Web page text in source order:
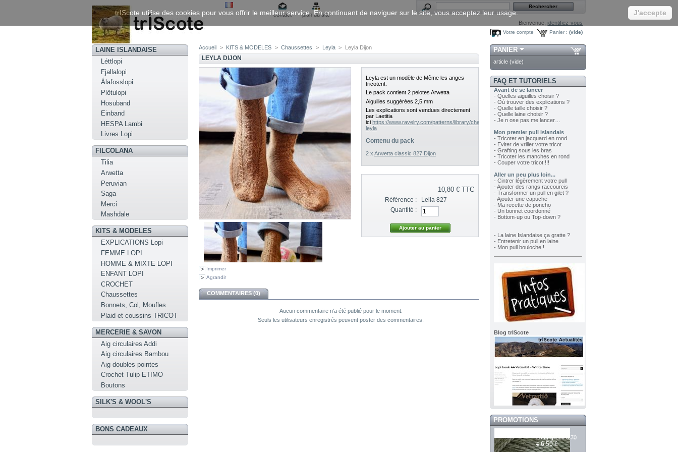
contact
plan du site
Bienvenue, identifiez-vous
Panier : (vide)
Votre compte
LAINE ISLANDAISE
Léttlopi
Fjallalopi
Álafosslopi
Plötulopi
Hosuband
Einband
HESPA Lambi
Livres Lopi
FILCOLANA
Tilia
Arwetta
Peruvian
Saga
Merci
Mashdale
KITS & MODELES
EXPLICATIONS Lopi
FEMME LOPI
HOMME & MIXTE LOPI
ENFANT LOPI
CROCHET
Chaussettes
Bonnets, Col, Moufles
Plaid et coussins TRICOT
MERCERIE & SAVON
Aig circulaires Addi
Aig circulaires Bambou
Aig doubles pointes
Crochet Tulip ETIMO
Boutons
SILK'S & WOOL'S
BONS CADEAUX
Accueil > KITS & MODELES > Chaussettes > Leyla > Leyla Dijon
LEYLA DIJON
Imprimer
Agrandir
Leyla est un modèle de Même les anges
tricotent.
Le pack contient2 pelotes Arwetta
Aiguilles suggérées 2,5 mm
Les explications sont vendues directement
par Laetitia
ici https://www.ravelry.com/patterns/library/chaussettes-
leyla
Contenu du pack
2 x Arwetta classic 827 Dijon
10,80 €TTC
Référence :
Leila 827
Quantité :
COMMENTAIRES (0)
Aucun commentaire n'a été publié pour le moment.
Seuls les utilisateurs enregistrés peuvent poster des commentaires.
PANIER
article (vide)
FAQ ET TUTORIELS
Avant de se lancer
- Quelles aiguilles choisir ?
- Où trouver des explications ?
- Quelle taille choisir ?
- Quelle laine choisir ?
- Je n ose pas me lancer…
Mon premier pull islandais
- Tricoter en jacquard en rond
- Eviter de vriller votre tricot
- Grafting sous les bras
- Tricoter les manches en rond
- Couper votre tricot !!!
Aller un peu plus loin...
- Cintrer légèrement votre pull
- Ajouter des rangs raccourcis
- Transformer un pull en gilet ?
- Ajouter une capuche
- Ma recette de poncho
- Un bonnet coordonné
- Bottom-up ou Top-down ?
- La laine Islandaise ça gratte ?
- Entretenir un pull en laine
- Mon pull bouloche !
Blog trIScote
PROMOTIONS
Fairy green 6,70
€ 6,50 €
trIScote utilise des cookies pour vous offrir le meilleur service. En continuant de naviguer sur le site, vous acceptez leur usage. J'accepte